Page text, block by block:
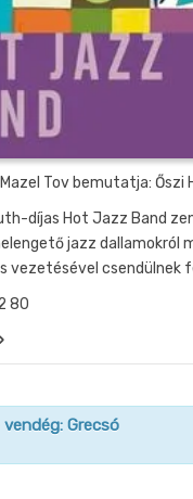
Tov bemutatja:
díjas Hot Jazz Band
jazz
vezetésével csendülnek
80
Grecsó